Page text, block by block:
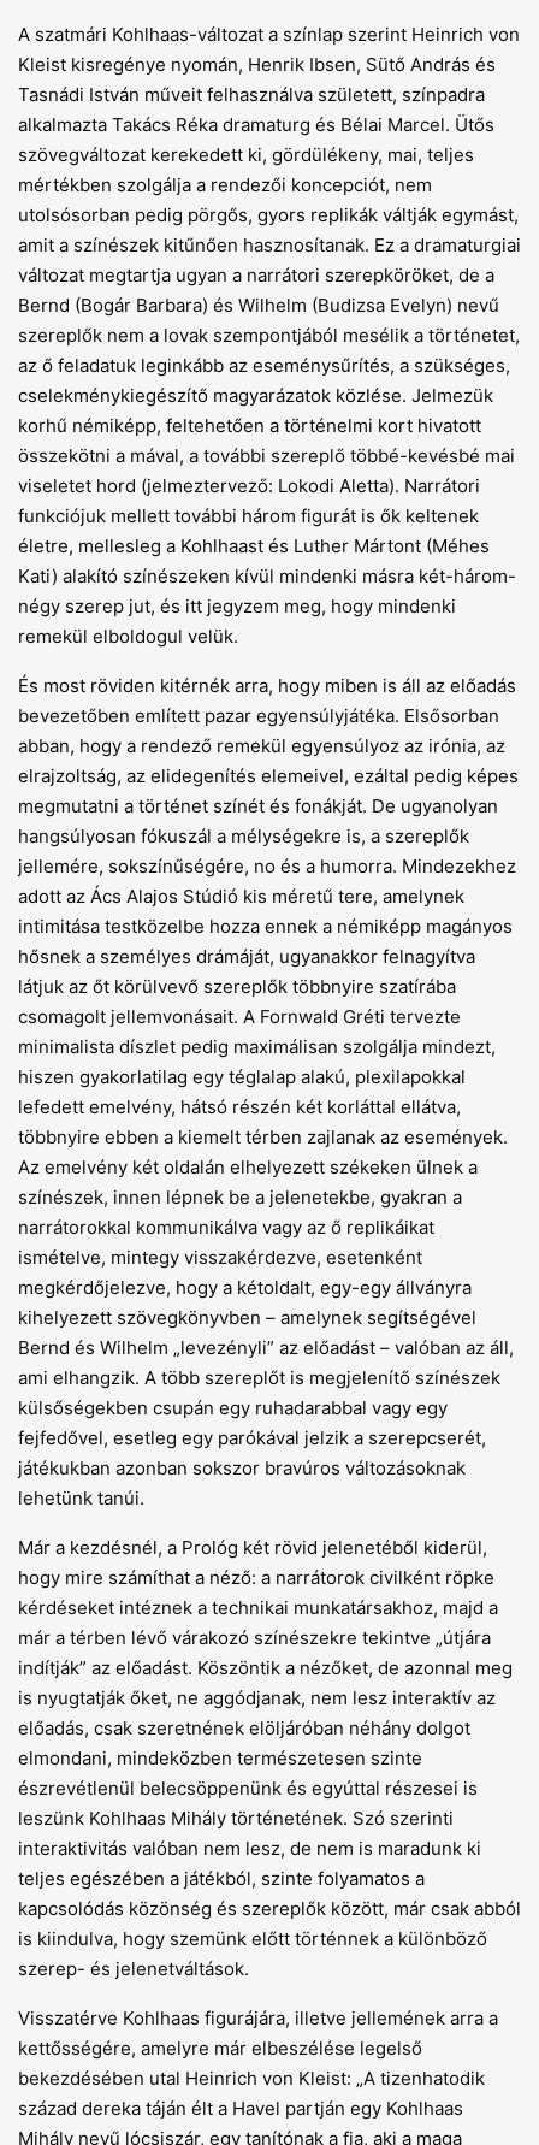
A szatmári Kohlhaas-változat a színlap szerint Heinrich von
Kleist kisregénye nyomán, Henrik Ibsen, Sütő András és
Tasnádi István műveit felhasználva született, színpadra
alkalmazta Takács Réka dramaturg és Bélai Marcel. Ütős
szövegváltozat kerekedett ki, gördülékeny, mai, teljes
mértékben szolgálja a rendezői koncepciót, nem
utolsósorban pedig pörgős, gyors replikák váltják egymást,
amit a színészek kitűnően hasznosítanak. Ez a dramaturgiai
változat megtartja ugyan a narrátori szerepköröket, de a
Bernd (Bogár Barbara) és Wilhelm (Budizsa Evelyn) nevű
szereplők nem a lovak szempontjából mesélik a történetet,
az ő feladatuk leginkább az eseménysűrítés, a szükséges,
cselekménykiegészítő magyarázatok közlése. Jelmezük
korhű némiképp, feltehetően a történelmi kort hivatott
összekötni a mával, a további szereplő többé-kevésbé mai
viseletet hord (jelmeztervező: Lokodi Aletta). Narrátori
funkciójuk mellett további három figurát is ők keltenek
életre, mellesleg a Kohlhaast és Luther Mártont (Méhes
Kati) alakító színészeken kívül mindenki másra két-három-
négy szerep jut, és itt jegyzem meg, hogy mindenki
remekül elboldogul velük.
És most röviden kitérnék arra, hogy miben is áll az előadás
bevezetőben említett pazar egyensúlyjátéka. Elsősorban
abban, hogy a rendező remekül egyensúlyoz az irónia, az
elrajzoltság, az elidegenítés elemeivel, ezáltal pedig képes
megmutatni a történet színét és fonákját. De ugyanolyan
hangsúlyosan fókuszál a mélységekre is, a szereplők
jellemére, sokszínűségére, no és a humorra. Mindezekhez
adott az Ács Alajos Stúdió kis méretű tere, amelynek
intimitása testközelbe hozza ennek a némiképp magányos
hősnek a személyes drámáját, ugyanakkor felnagyítva
látjuk az őt körülvevő szereplők többnyire szatírába
csomagolt jellemvonásait. A Fornwald Gréti tervezte
minimalista díszlet pedig maximálisan szolgálja mindezt,
hiszen gyakorlatilag egy téglalap alakú, plexilapokkal
lefedett emelvény, hátsó részén két korláttal ellátva,
többnyire ebben a kiemelt térben zajlanak az események.
Az emelvény két oldalán elhelyezett székeken ülnek a
színészek, innen lépnek be a jelenetekbe, gyakran a
narrátorokkal kommunikálva vagy az ő replikáikat
ismételve, mintegy visszakérdezve, esetenként
megkérdőjelezve, hogy a kétoldalt, egy-egy állványra
kihelyezett szövegkönyvben – amelynek segítségével
Bernd és Wilhelm „levezényli” az előadást – valóban az áll,
ami elhangzik. A több szereplőt is megjelenítő színészek
külsőségekben csupán egy ruhadarabbal vagy egy
fejfedővel, esetleg egy parókával jelzik a szerepcserét,
játékukban azonban sokszor bravúros változásoknak
lehetünk tanúi.
Már a kezdésnél, a Prológ két rövid jelenetéből kiderül,
hogy mire számíthat a néző: a narrátorok civilként röpke
kérdéseket intéznek a technikai munkatársakhoz, majd a
már a térben lévő várakozó színészekre tekintve „útjára
indítják” az előadást. Köszöntik a nézőket, de azonnal meg
is nyugtatják őket, ne aggódjanak, nem lesz interaktív az
előadás, csak szeretnének elöljáróban néhány dolgot
elmondani, mindeközben természetesen szinte
észrevétlenül belecsöppenünk és egyúttal részesei is
leszünk Kohlhaas Mihály történetének. Szó szerinti
interaktivitás valóban nem lesz, de nem is maradunk ki
teljes egészében a játékból, szinte folyamatos a
kapcsolódás közönség és szereplők között, már csak abból
is kiindulva, hogy szemünk előtt történnek a különböző
szerep- és jelenetváltások.
Visszatérve Kohlhaas figurájára, illetve jellemének arra a
kettősségére, amelyre már elbeszélése legelső
bekezdésében utal Heinrich von Kleist: „A tizenhatodik
század dereka táján élt a Havel partján egy Kohlhaas
Mihály nevű lócsiszár, egy tanítónak a fia, aki a maga